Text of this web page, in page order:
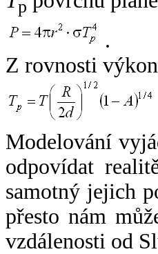
p
.
Z rovnosti
Modelování
odpovídat
samotný jejich
přesto nám
vzdálenosti od